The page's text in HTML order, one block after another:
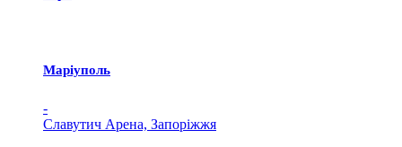
Маріуполь
-
Славутич Арена, Запоріжжя